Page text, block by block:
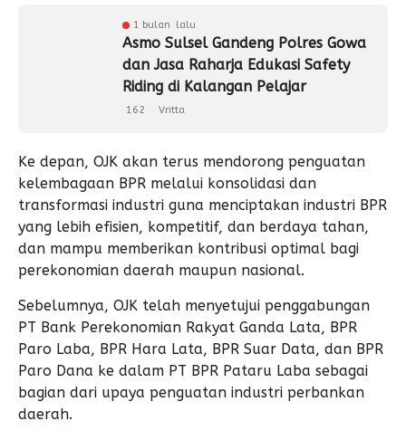
1 bulan lalu
Asmo Sulsel Gandeng Polres Gowa
dan Jasa Raharja Edukasi Safety
Riding di Kalangan Pelajar
162 Vritta
Ke depan, OJK akan terus mendorong penguatan
kelembagaan BPR melalui konsolidasi dan
transformasi industri guna menciptakan industri BPR
yang lebih efisien, kompetitif, dan berdaya tahan,
dan mampu memberikan kontribusi optimal bagi
perekonomian daerah maupun nasional.
Sebelumnya, OJK telah menyetujui penggabungan
PT Bank Perekonomian Rakyat Ganda Lata, BPR
Paro Laba, BPR Hara Lata, BPR Suar Data, dan BPR
Paro Dana ke dalam PT BPR Pataru Laba sebagai
bagian dari upaya penguatan industri perbankan
daerah.